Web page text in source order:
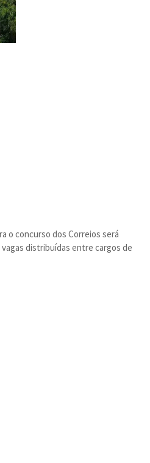
o concurso dos Correios será
distribuídas entre cargos de